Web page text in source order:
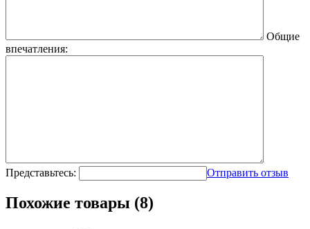
Общие
впечатления:
Представьтесь: Отправить отзыв
Похожие товары (8)